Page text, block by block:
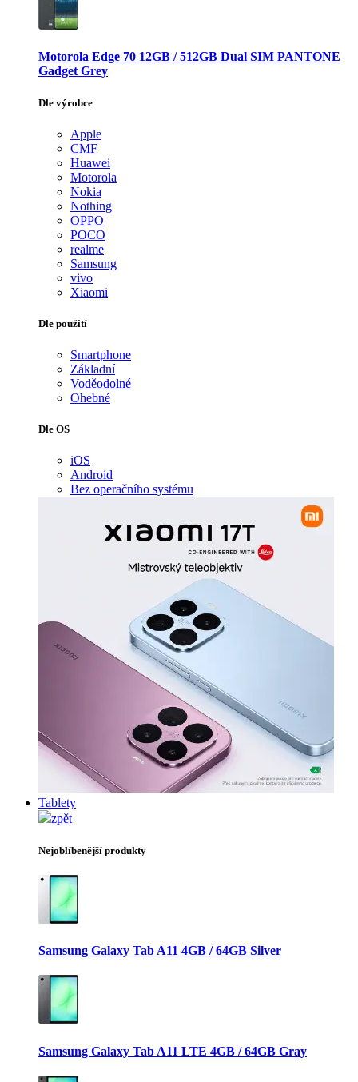
Motorola Edge 70 12GB / 512GB Dual SIM PANTONE
Gadget Grey
Dle výrobce
Apple
CMF
Huawei
Motorola
Nokia
Nothing
OPPO
POCO
realme
Samsung
vivo
Xiaomi
Dle použití
Smartphone
Základní
Voděodolné
Ohebné
Dle OS
iOS
Android
Bez operačního systému
Tablety
zpět
Nejoblíbenější produkty
Samsung Galaxy Tab A11 4GB / 64GB Silver
Samsung Galaxy Tab A11 LTE 4GB / 64GB Gray